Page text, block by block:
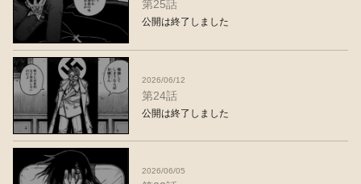
第25話
公開は終了しました
2026/06/12
第24話
公開は終了しました
2026/06/05